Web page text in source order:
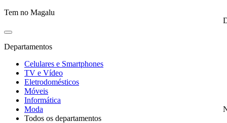
Tem no Magalu
Departamentos
Celulares e Smartphones
TV e Vídeo
Eletrodomésticos
Móveis
Informática
Moda
Todos os departamentos